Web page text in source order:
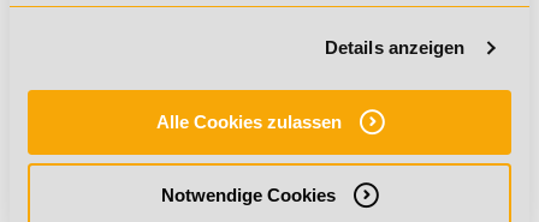
Details anzeigen
Alle Cookies zulassen
Notwendige Cookies
Rezeptoren
Reziprok
rhetorische Figuren
rhetorische Frage